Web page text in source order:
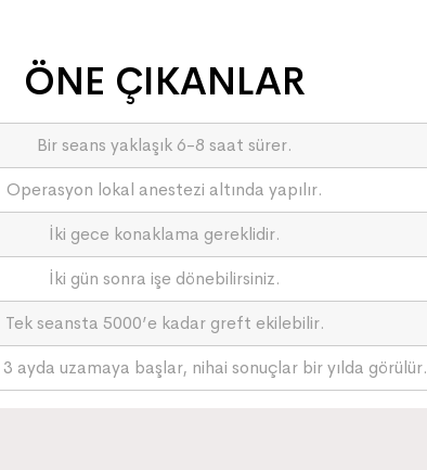
ÖNE ÇIKANLAR
Bir seans yaklaşık 6-8 saat sürer.
Operasyon lokal anestezi altında yapılır.
İki gece konaklama gereklidir.
İki gün sonra işe dönebilirsiniz.
Tek seansta 5000’e kadar greft ekilebilir.
ayda uzamaya başlar, nihai sonuçlar bir yılda görülür.